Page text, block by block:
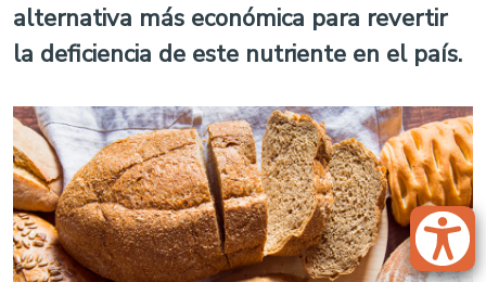
alternativa más económica para revertir
la deficiencia de este nutriente en el país.